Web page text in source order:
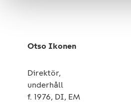
Otso Ikonen
Direktör,
underhåll
f. 1976, DI, EM